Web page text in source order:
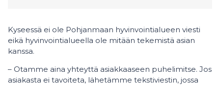
Kyseessä ei ole Pohjanmaan hyvinvointialueen viesti
eikä hyvinvointialueella ole mitään tekemistä asian
kanssa.
– Otamme aina yhteyttä asiakkaaseen puhelimitse. Jos
asiakasta ei tavoiteta, lähetämme tekstiviestin, jossa